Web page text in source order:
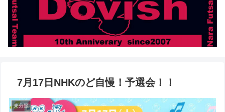
7月17日NHKのど自慢！予選会！！
未分類